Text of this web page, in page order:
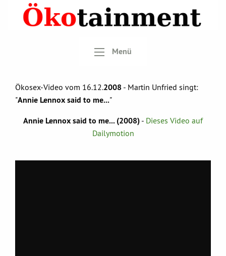
Menü
Ökosex-Video vom 16.12.2008 - Martin Unfried singt:
"Annie Lennox said to me..."
Annie Lennox said to me... (2008) - Dieses Video auf
Dailymotion